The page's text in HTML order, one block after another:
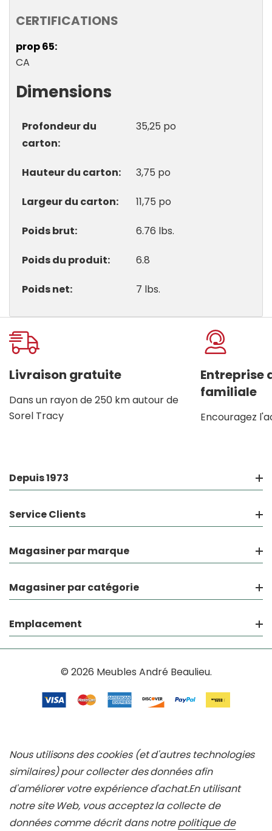
CERTIFICATIONS
prop 65
CA
Dimensions
Profondeur du
carton
35,25 po
Hauteur du carton 3,75 po
Largeur du carton 11,75 po
Poids brut 6.76 lbs.
Poids du produit 6.8
Poids net 7 lbs.
Onglet
personnalisé
Livraison gratuite
Dans un rayon de 250 km autour de
Sorel Tracy
Entreprise
familiale
Encouragez
Depuis 1973
Service Clients
Magasiner par marque
Magasiner par catégorie
Emplacement
© 2026 Meubles André Beaulieu.
Nous utilisons des cookies (et d'autres technologies
similaires) pour collecter des données afin
d'améliorer votre expérience d'achat.En utilisant
notre site Web, vous acceptez la collecte de
données comme décrit dans notrepolitique de